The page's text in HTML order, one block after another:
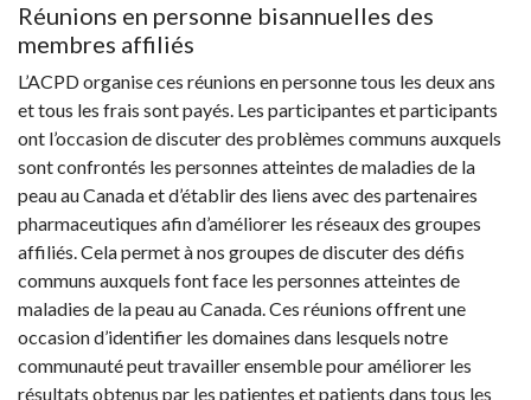
Réunions en personne bisannuelles des
membres affiliés
L’ACPD organise ces réunions en personne tous les deux ans
et tous les frais sont payés. Les participantes et participants
ont l’occasion de discuter des problèmes communs auxquels
sont confrontés les personnes atteintes de maladies de la
peau au Canada et d’établir des liens avec des partenaires
pharmaceutiques afin d’améliorer les réseaux des groupes
affiliés. Cela permet à nos groupes de discuter des défis
communs auxquels font face les personnes atteintes de
maladies de la peau au Canada. Ces réunions offrent une
occasion d’identifier les domaines dans lesquels notre
communauté peut travailler ensemble pour améliorer les
résultats obtenus par les patientes et patients dans tous les